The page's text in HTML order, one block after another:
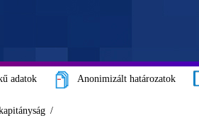
adatok Anonimizált határozatok